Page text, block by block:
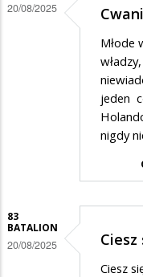
20/08/2025
Młode
jeden
nigdy
83
BATALION
20/08/2025 Ciesz
Ciesz